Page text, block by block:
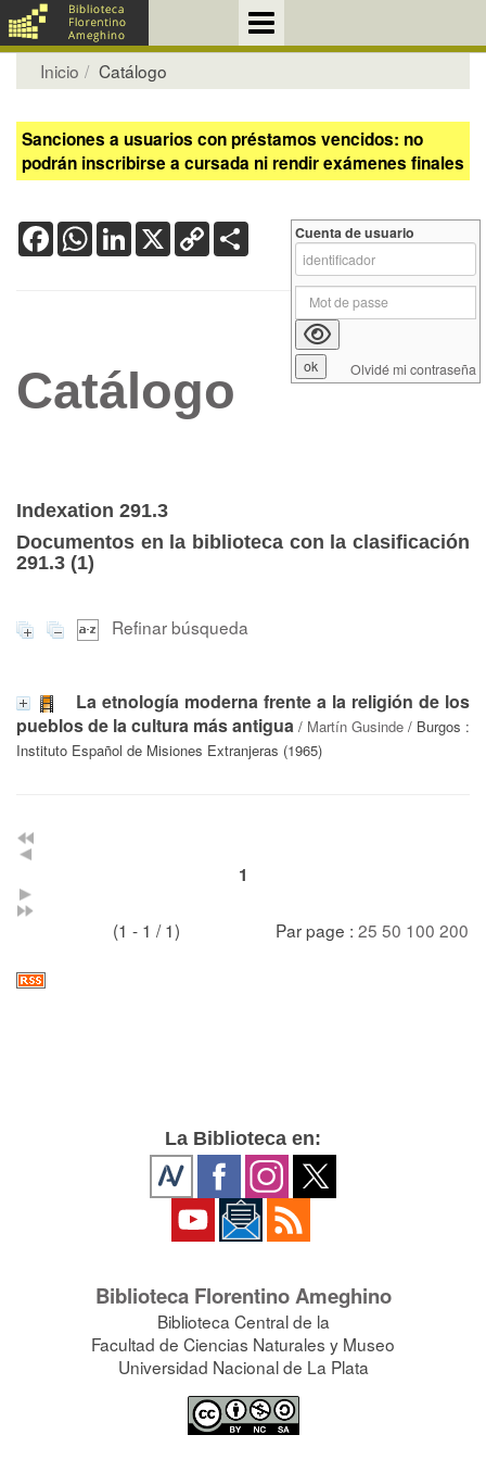
Inicio Catálogo
Sanciones a usuarios con préstamos vencidos: no
podrán inscribirse a cursada ni rendir exámenes finales
FacebookWhatsApp
LinkedIn
X Copy
Link
Catálogo
Indexation 291.3
Documentos en la biblioteca con la clasificación
291.3 (1)
Refinar búsqueda
La etnología moderna frente a la religión de los
pueblos de la cultura más antigua / Martín Gusinde / Burgos :
Instituto Español de Misiones Extranjeras (1965)
1
(1 - 1 / 1) Par page : 25 50 100 200
Cuenta de usuario
Olvidé mi contraseña
La Biblioteca en:
Biblioteca Florentino Ameghino
Biblioteca Central de la
Facultad de Ciencias Naturales y Museo
Universidad Nacional de La Plata